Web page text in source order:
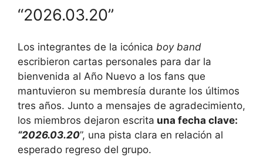
“2026.03.20”
Los integrantes de la icónica boy band
escribieron cartas personales para dar la
bienvenida al Año Nuevo a los fans que
mantuvieron su membresía durante los últimos
tres años. Junto a mensajes de agradecimiento,
los miembros dejaron escrita una fecha clave:
“2026.03.20”, una pista clara en relación al
esperado regreso del grupo.